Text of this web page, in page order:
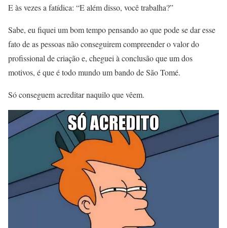
E às vezes a fatídica: “E além disso, você trabalha?”
Sabe, eu fiquei um bom tempo pensando ao que pode se dar esse
fato de as pessoas não conseguirem compreender o valor do
profissional de criação e, cheguei à conclusão que um dos
motivos, é que é todo mundo um bando de São Tomé.
Só conseguem acreditar naquilo que vêem.